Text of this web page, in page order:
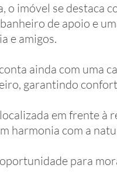
o imóvel se destaca
de apoio e
e amigos.
ainda com uma
garantindo
em frente à
harmonia com a
para